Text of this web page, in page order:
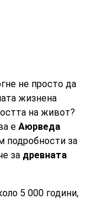
не просто да
жизнена
на живот?
еАюрведа
подробности за
за древната
5 000 години,